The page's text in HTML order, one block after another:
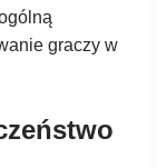
graczy w